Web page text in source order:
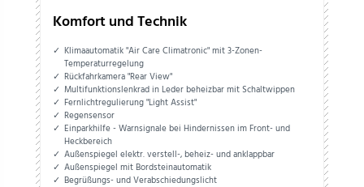
Komfort und Technik
Klimaautomatik "Air Care Climatronic" mit 3-Zonen-
Temperaturregelung
Rückfahrkamera "Rear View"
Multifunktionslenkrad in Leder beheizbar mit Schaltwippen
Fernlichtregulierung "Light Assist"
Regensensor
Einparkhilfe - Warnsignale bei Hindernissen im Front- und
Heckbereich
Außenspiegel elektr. verstell-, beheiz- und anklappbar
Außenspiegel mit Bordsteinautomatik
Begrüßungs- und Verabschiedungslicht